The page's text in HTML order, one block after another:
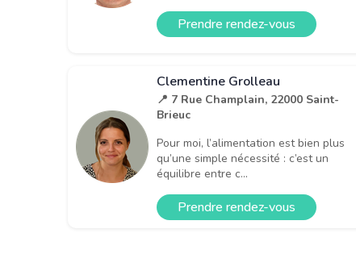
Prendre rendez-vous
Clementine Grolleau
📍 7 Rue Champlain, 22000 Saint-
Brieuc
Pour moi, l’alimentation est bien plus
qu’une simple nécessité : c’est un
équilibre entre c...
Prendre rendez-vous